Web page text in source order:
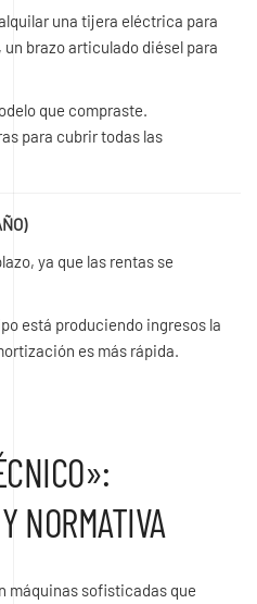
una tijera eléctrica para
brazo articulado diésel para
que compraste.
para cubrir todas las
ya que las rentas se
está produciendo ingresos la
es más rápida.
NORMATIVA
máquinas sofisticadas que